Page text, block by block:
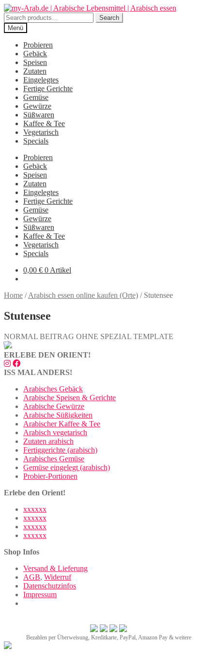
Zur
Navigation
springen
Zum
Inhalt
springen
Search
for:
Search
Menü
Probieren
Gebäck
Speisen
Zutaten
Eingelegtes
Fertige Gerichte
Gemüse
Gewürze
Süßwaren
Kaffee & Tee
Vegetarisch
Specials
Probieren
Gebäck
Speisen
Zutaten
Eingelegtes
Fertige Gerichte
Gemüse
Gewürze
Süßwaren
Kaffee & Tee
Vegetarisch
Specials
0,00 € 0 Artikel
Home /Arabisch essen online kaufen (Orte) / Stutensee
Stutensee
NORMAL BEITRAG OHNE SPEZIAL TEMPLATE
ERLEBE DEN ORIENT!
ISS MAL ANDERS!
Arabisches Gebäck
Arabische Speisen & Gerichte
Arabische Gewürze
Arabische Süßigkeiten
Arabischer Kaffee & Tee
Arabisch vegetarisch
Zutaten arabisch
Fertiggerichte (arabisch)
Arabisches Gemüse
Gemüse eingelegt (arabisch)
Probier-Portionen
Erlebe den Orient!
xxxxxx
xxxxxx
xxxxxx
xxxxxx
Shop Infos
Versand & Lieferung
AGB, Widerruf
Datenschutzinfos
Impressum